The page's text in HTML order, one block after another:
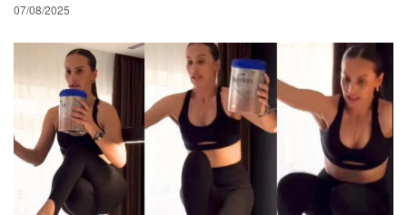
07/08/2025